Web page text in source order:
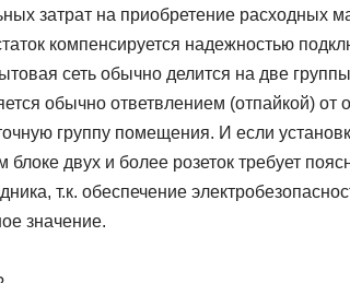
затрат на приобретение расходных
компенсируется надежностью
сеть обычно делится на две
обычно ответвлением (отпайкой) от
группу помещения. И если
двух и более розеток требует
т.к. обеспечение
значение.